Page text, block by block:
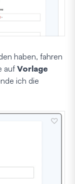
haben, fahren
auf Vorlage
ich die